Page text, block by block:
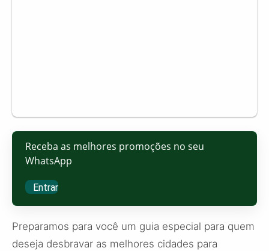
Receba as melhores promoções no seu
WhatsApp
Entrar
Preparamos para você um guia especial para quem
deseja desbravar as melhores cidades para